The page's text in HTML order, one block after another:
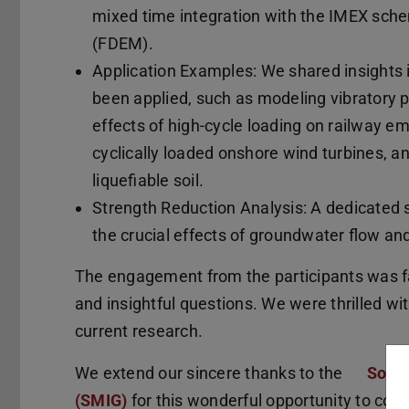
mixed time integration with the IMEX
(FDEM).
Application Examples: We shared
been applied, such as modeling vibratory
effects of high-cycle loading on railway
cyclically loaded onshore wind turbines,
liquefiable soil.
Strength Reduction Analysis: A
the crucial effects of groundwater flow
The engagement from the participants was
and insightful questions. We were thrilled
current research.
We extend our sincere thanks to the
(SMIG) for this wonderful opportunity to